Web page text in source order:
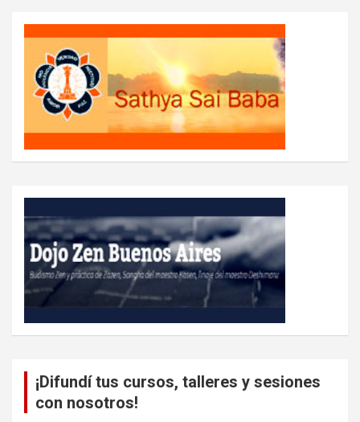
¡Difundí tus cursos, talleres y sesiones
con nosotros!